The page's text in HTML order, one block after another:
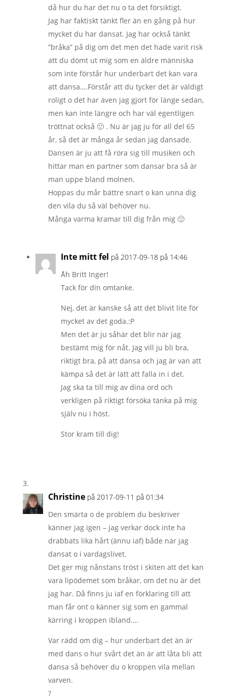
då hur du har det nu o ta det försiktigt.
Jag har faktiskt tänkt fler än en gång på hur
mycket du har dansat. Jag har också tänkt
”bråka” på dig om det men det hade varit risk
att du dömt ut mig som en äldre människa
som inte förstår hur underbart det kan vara
att dansa….Förstår att du tycker det är väldigt
roligt o det har även jag gjort för länge sedan,
men kan inte längre och har väl egentligen
tröttnat också 🙂 . Nu är jag ju för all del 65
år, så det är många år sedan jag dansade.
Dansen är ju att få röra sig till musiken och
hittar man en partner som dansar bra så är
man uppe bland molnen.
Hoppas du mår bättre snart o kan unna dig
den vila du så väl behöver nu.
Många varma kramar till dig från mig 🙂
Inte mitt fel på 2017-09-18 på 14:46
Åh Britt Inger!
Tack för din omtanke.
Nej, det är kanske så att det blivit lite för
mycket av det goda.:P
Men det är ju såhär det blir när jag
bestämt mig för nåt. Jag vill ju bli bra,
riktigt bra, på att dansa och jag är van att
kämpa så det är lätt att falla in i det.
Jag ska ta till mig av dina ord och
verkligen på riktigt försöka tänka på mig
själv nu i höst.
Stor kram till dig!
Christine på 2017-09-11 på 01:34
Den smärta o de problem du beskriver
känner jag igen – jag verkar dock inte ha
drabbats lika hårt (ännu iaf) både när jag
dansat o i vardagslivet.
Det ger mig nånstans tröst i skiten att det kan
vara lipödemet som bråkar, om det nu är det
jag har. Då finns ju iaf en förklaring till att
man får ont o känner sig som en gammal
kärring i kroppen ibland….
Var rädd om dig – hur underbart det än är
med dans o hur svårt det än är att låta bli att
dansa så behöver du o kroppen vila mellan
varven.
?